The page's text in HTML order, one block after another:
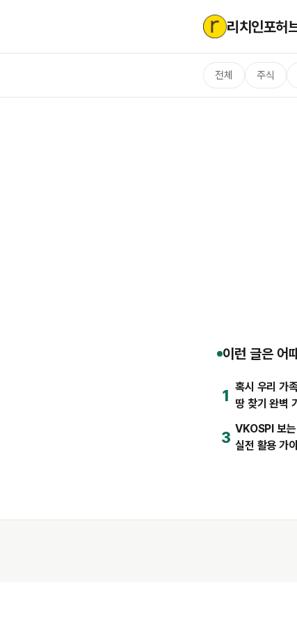
리치인포허
전체 주식
이런 글은 어
1 혹시 우리 가
땅 찾기 완벽
3 VKOSPI 보
실전 활용 가